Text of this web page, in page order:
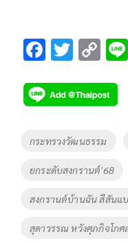
F
e
b
o
o
k
T
tt
er
C
p
y
Li
n
k
Tags
กระทรวงวัฒนธรรม
ยกระดับสงกรานต์'68
สงกรานต์บ้านฉัน สีสันแ
สุดาวรรณ หวังศุภกิจโกศ